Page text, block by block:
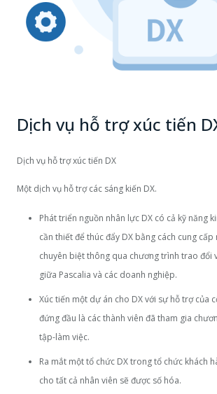
Dịch vụ hỗ trợ xúc tiến
Dịch vụ hỗ trợ xúc tiến DX
Một dịch vụ hỗ trợ các sáng kiến ​​DX.
Phát triển nguồn nhân lực DX có cả kỹ năng
cần thiết để thúc đẩy DX bằng cách cung
chuyên biệt thông qua chương trình trao đổi
giữa Pascalia và các doanh nghiệp.
Xúc tiến một dự án cho DX với sự hỗ trợ của
đứng đầu là các thành viên đã tham gia
tập-làm việc.
Ra mắt một tổ chức DX trong tổ chức khách
cho tất cả nhân viên sẽ được số hóa.